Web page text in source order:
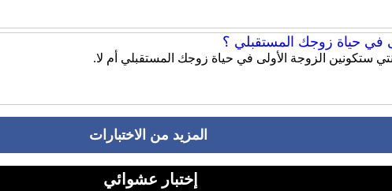
في حياة زوجك المستقبلي ؟
ستكونين الزوجة الأولى في حياة زوجك المستقبلي أم لا.
المزيد من الاختبارات
إختبار عشوائي